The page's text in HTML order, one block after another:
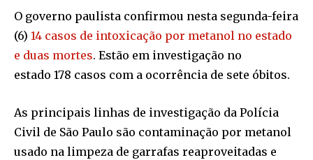
O governo paulista confirmou nesta segunda-feira
(6) 14 casos de intoxicação por metanol no estado
e duas mortes. Estão em investigação no
estado 178 casos com a ocorrência de sete óbitos.
As principais linhas de investigação da Polícia
Civil de São Paulo são contaminação por metanol
usado na limpeza de garrafas reaproveitadas e